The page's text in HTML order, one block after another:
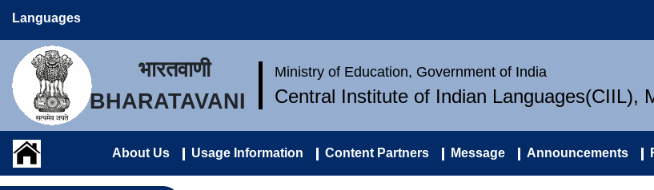
Languages
भारतवाणी
BHARATAVANI
Ministry of Education, Government of India
Central Institute of Indian Languages(CIIL),
About Us Usage Information Content Partners Message Announcements